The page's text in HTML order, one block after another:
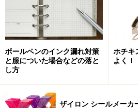
ボールペンのインク漏れ対策
と服についた場合などの落と
し方
ホチキ
よく！
ザイロン シールメーカ